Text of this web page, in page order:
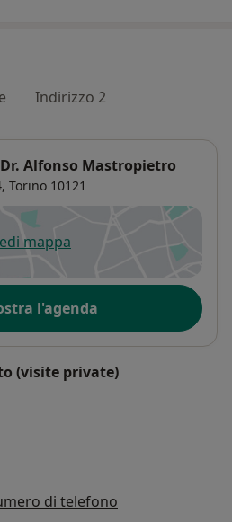
Indirizzo 2
Alfonso Mastropietro
Torino 10121
mappa
si apre in una nuova scheda
l'agenda
(visite private)
di telefono